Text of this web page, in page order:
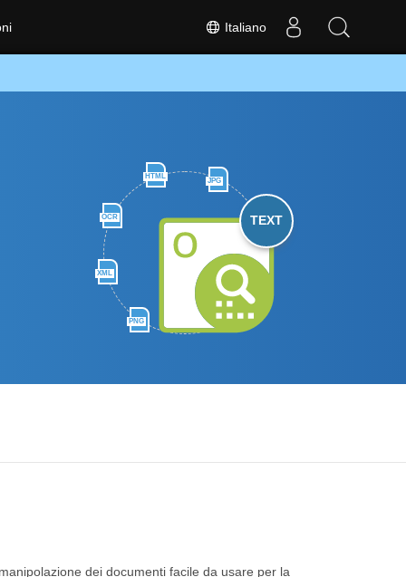
Italiano
HTML
JPG
OCR
XML
PNG
TEXT
dei documenti facile da usare per la